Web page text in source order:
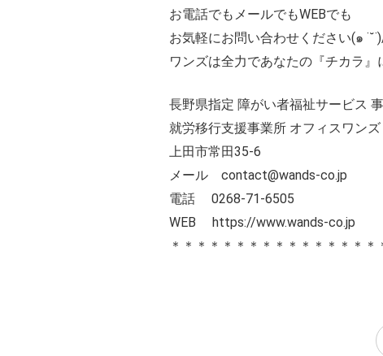
お電話でもメールでもWEBでも
お気軽にお問い合わせください(๑
ワンズは全力であなたの『チカラ』
長野県指定 障がい者福祉サービス
就労移行支援事業所 オフィスワンズ
上田市常田35-6
メール contact@wands-co.jp
電話 0268-71-6505
WEB https://www.wands-co.jp
＊＊＊＊＊＊＊＊＊＊＊＊＊＊＊＊